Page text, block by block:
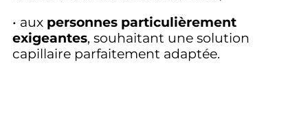
• aux personnes particulièrement
exigeantes, souhaitant une solution
capillaire parfaitement adaptée.